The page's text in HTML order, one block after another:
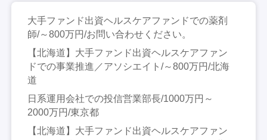
大手ファンド出資ヘルスケアファンドでの薬剤
師/～800万円/お問い合わせください。
【北海道】大手ファンド出資ヘルスケアファン
ドでの事業推進／アソシエイト/～800万円/北海
道
日系運用会社での投信営業部長/1000万円～
2000万円/東京都
【北海道】大手ファンド出資ヘルスケアファン